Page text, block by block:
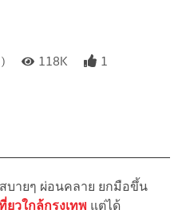
118K 1
ายๆ ผ่อนคลาย ยกมือขึ้น
ยวใกล้กรุงเทพ แต่ได้